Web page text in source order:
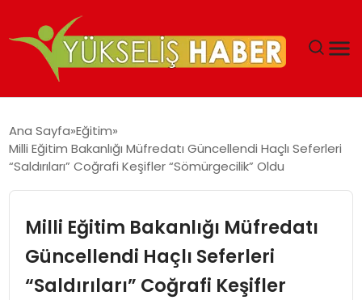
MALIYETLERINI AZALTIYOR’
Ana Sayfa Eğitim
Milli Eğitim Bakanlığı Müfredatı Güncellendi Haçlı Seferleri
“Saldırıları” Coğrafi Keşifler “Sömürgecilik” Oldu
Milli Eğitim Bakanlığı Müfredatı
Güncellendi Haçlı Seferleri
“Saldırıları” Coğrafi Keşifler